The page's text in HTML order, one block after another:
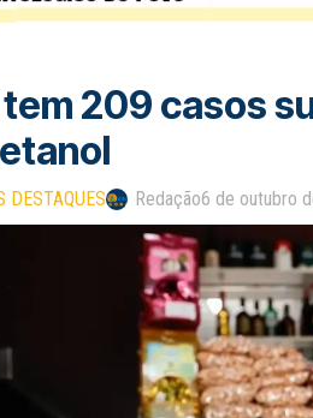
209 casos
DESTAQUES Redação6 de outubro